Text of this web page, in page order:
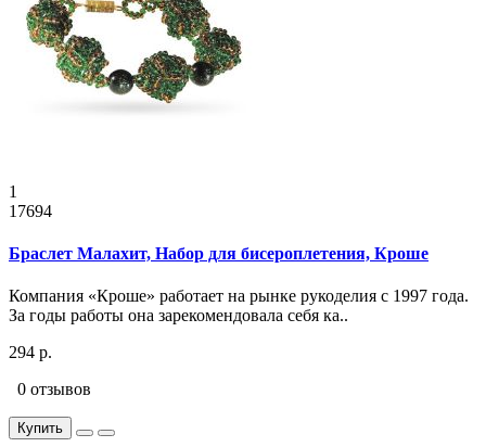
1
17694
Браслет Малахит, Набор для бисероплетения, Кроше
Компания «Кроше» работает на рынке рукоделия с 1997 года.
За годы работы она зарекомендовала себя ка..
294 р.
0 отзывов
Купить